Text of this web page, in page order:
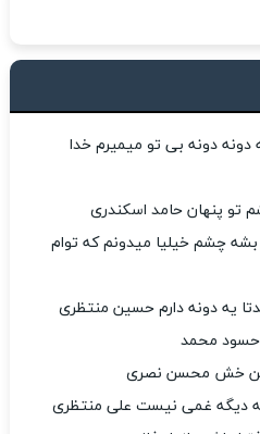
دونه دونه بی تو میمیرم خدا
تو پنهان حامد اسکندری
چشم خیلیا میدونم که توام
یه دونه دارم حسین منتظری
حسود محمد
خش محسن نصری
دیگه غمی نیست علی منتظری